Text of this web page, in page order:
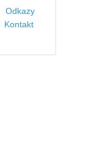
Odkazy
Kontakt